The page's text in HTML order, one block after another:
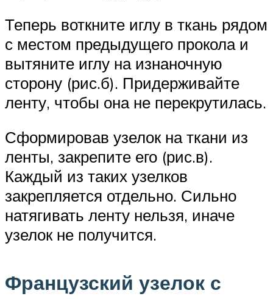
Теперь воткните иглу в ткань рядом
с местом предыдущего прокола и
вытяните иглу на изнаночную
сторону (рис.б). Придерживайте
ленту, чтобы она не перекрутилась.
Сформировав узелок на ткани из
ленты, закрепите его (рис.в).
Каждый из таких узелков
закрепляется отдельно. Сильно
натягивать ленту нельзя, иначе
узелок не получится.
Французский узелок с